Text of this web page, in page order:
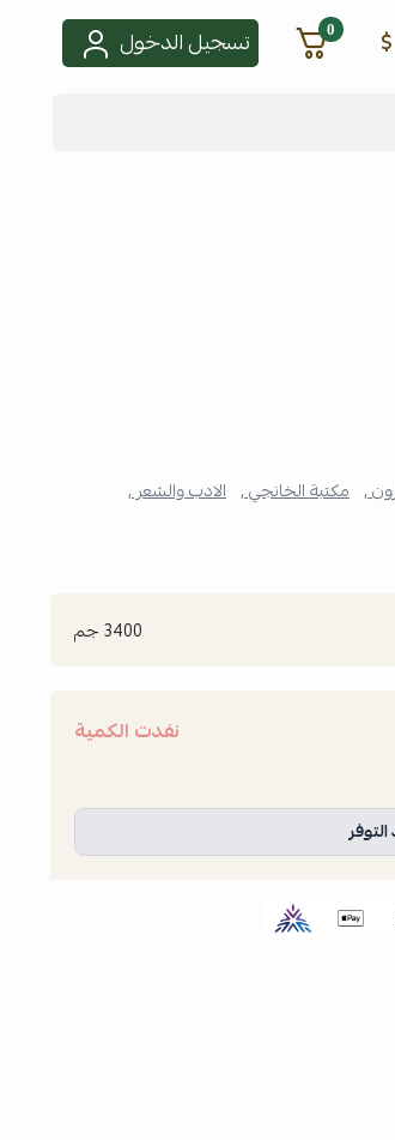
$
0 تسجيل الدخول
, مكتبة الخانجي , الادب والشعر ,
3400 جم
نفدت الكمية